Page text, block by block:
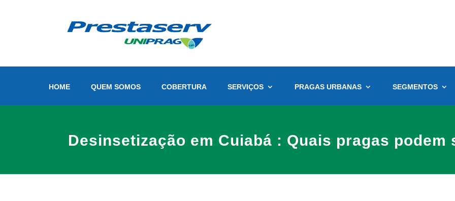
HOME QUEM SOMOS COBERTURA SERVIÇOS PRAGAS URBANAS SEGMENTOS
Desinsetização em Cuiabá : Quais pragas